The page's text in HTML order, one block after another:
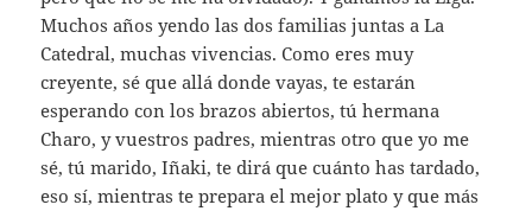
Muchos años yendo las dos familias juntas a La
Catedral, muchas vivencias. Como eres muy
creyente, sé que allá donde vayas, te estarán
esperando con los brazos abiertos, tú hermana
Charo, y vuestros padres, mientras otro que yo me
sé, tú marido, Iñaki, te dirá que cuánto has tardado,
eso sí, mientras te prepara el mejor plato y que más